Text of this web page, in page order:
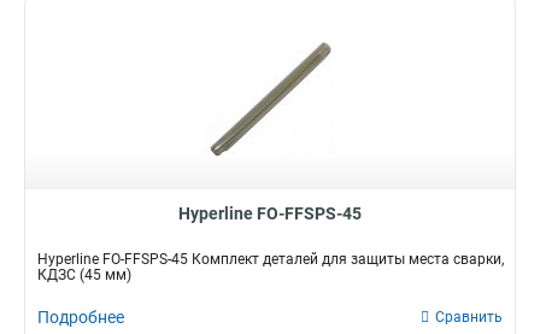
Hyperline FO-FFSPS-45
Hyperline FO-FFSPS-45 Комплект деталей для защиты места сварки,
КДЗС (45 мм)
Подробнее Сравнить